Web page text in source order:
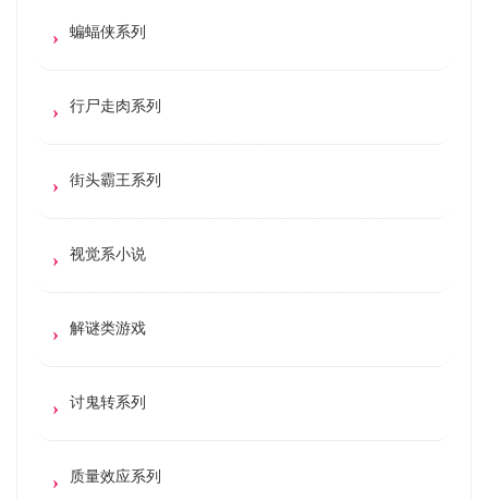
蝙蝠侠系列
行尸走肉系列
街头霸王系列
视觉系小说
解谜类游戏
讨鬼转系列
质量效应系列